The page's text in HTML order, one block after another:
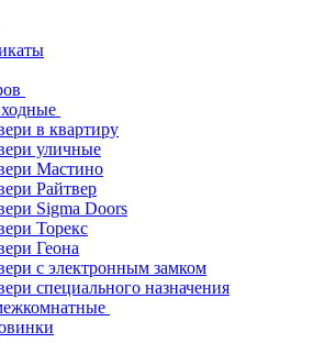
в квартиру
уличные
Мастино
Райтвер
Sigma Doors
Торекс
Геона
с электронным замком
специального назначения